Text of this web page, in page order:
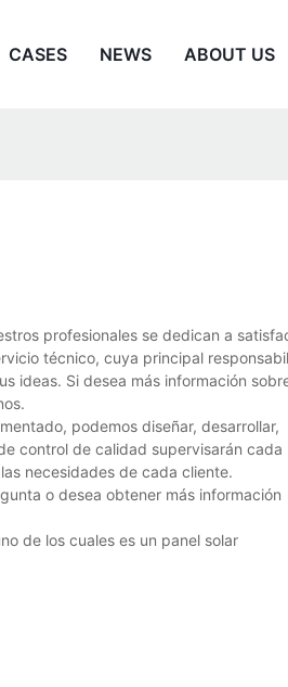
CASES NEWS ABOUT US
profesionales se dedican a
técnico, cuya principal
ideas. Si desea más información
podemos diseñar, desarrollar,
control de calidad supervisarán cada
necesidades de cada cliente.
o desea obtener más información
de los cuales es un panel solar